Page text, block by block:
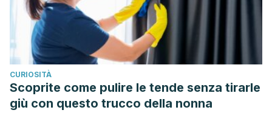
olfactory pulp of mice exposed to chronic unpredictable
mild stress.
Frontiers in psychiatry 11
https://www.frontiersin.org/articles/10.3389/
Ayuob, N. N., Firgany, A. E. L., El-Mansy, A. A., & Ali, S.
(2017). Can Ocimum basilicum relieve chronic
unpredictable mild stress-induced depression in mice?.
Experimental and molecular pathology
CURIOSITÀ
Scoprite come pulire le tende senza tirarle
giù con questo trucco della nonna